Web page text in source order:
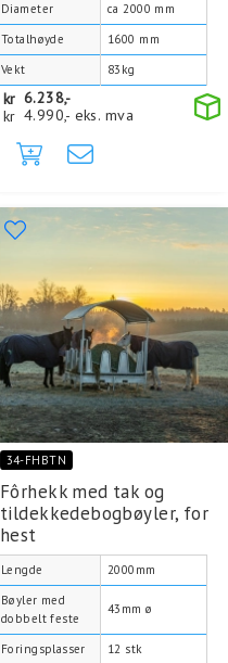
Diameter
ca 2000 mm
Totalhøyde
1600 mm
Vekt
83kg
kr 6.238,-
kr 4.990,- eks. mva
34-FHBTN
Fôrhekk med tak og
tildekkedebogbøyler, for
hest
Lengde
2000mm
Bøyler med
dobbelt feste
43mm ø
Foringsplasser
12 stk